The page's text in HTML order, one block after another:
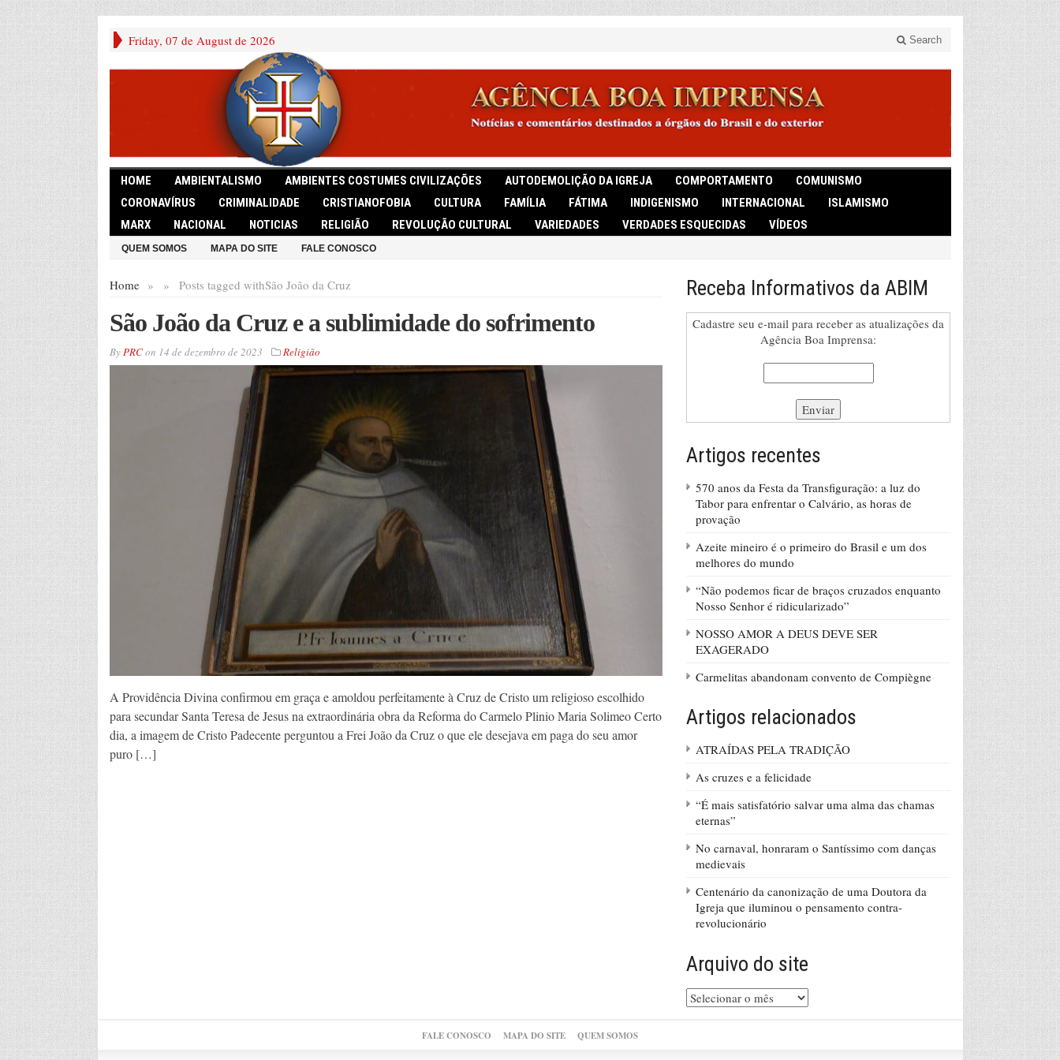
Friday, 07 de August de 2026 Search
HOME AMBIENTALISMO AMBIENTES COSTUMES CIVILIZAÇÕES AUTODEMOLIÇÃO DA IGREJA COMPORTAMENTO
COMUNISMO
CORONAVÍRUS
CRIMINALIDADE CRISTIANOFOBIA CULTURA FAMÍLIA FÁTIMA INDIGENISMO INTERNACIONAL
ISLAMISMO
MARX
NACIONAL NOTICIAS RELIGIÃO REVOLUÇÃO CULTURAL VARIEDADES VERDADES ESQUECIDAS VÍDEOS
QUEM SOMOS MAPA DO SITE FALE CONOSCO
Home » Posts tagged with
» São João da Cruz
São João da Cruz e a sublimidade do sofrimento
ByPRCon 14 de dezembro de 2023 Religião
A Providência Divina confirmou em graça e amoldou perfeitamente à Cruz de Cristo um religioso escolhido
para secundar Santa Teresa de Jesus na extraordinária obra da Reforma do Carmelo Plinio Maria Solimeo Certo
dia, a imagem de Cristo Padecente perguntou a Frei João da Cruz o que ele desejava em paga do seu amor
puro […]
Receba Informativos da ABIM
Cadastre seu e-mail para receber as atualizações da
Agência Boa Imprensa:
Artigos recentes
570 anos da Festa da Transfiguração: a luz do
Tabor para enfrentar o Calvário, as horas de
provação
Azeite mineiro é o primeiro do Brasil e um dos
melhores do mundo
“Não podemos ficar de braços cruzados enquanto
Nosso Senhor é ridicularizado”
NOSSO AMOR A DEUS DEVE SER
EXAGERADO
Carmelitas abandonam convento de Compiègne
Artigos relacionados
ATRAÍDAS PELA TRADIÇÃO
As cruzes e a felicidade
“É mais satisfatório salvar uma alma das chamas
eternas”
No carnaval, honraram o Santíssimo com danças
medievais
Centenário da canonização de uma Doutora da
Igreja que iluminou o pensamento contra-
revolucionário
Arquivo do site
Arquivo
do
FALE CONOSCO MAPA DO SITE QUEM SOMOS